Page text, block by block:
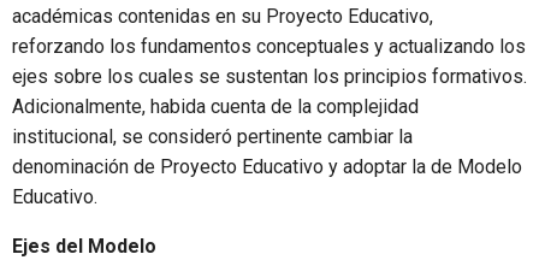
académicas contenidas en su Proyecto Educativo,
reforzando los fundamentos conceptuales y actualizando los
ejes sobre los cuales se sustentan los principios formativos.
Adicionalmente, habida cuenta de la complejidad
institucional, se consideró pertinente cambiar la
denominación de Proyecto Educativo y adoptar la de Modelo
Educativo.
Ejes del Modelo